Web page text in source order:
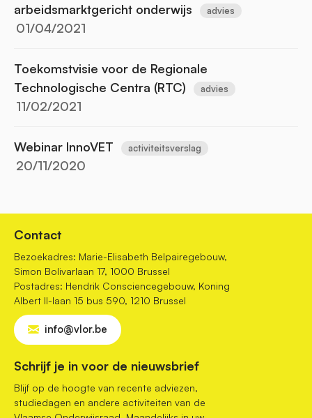
arbeidsmarktgericht onderwijs
advies
01/04/2021
Toekomstvisie voor de Regionale
Technologische Centra (RTC)
advies
11/02/2021
Webinar InnoVET activiteitsverslag
20/11/2020
Contact
Bezoekadres: Marie-Elisabeth Belpairegebouw,
Simon Bolivarlaan 17, 1000 Brussel
Postadres: Hendrik Consciencegebouw, Koning
Albert II-laan 15 bus 590, 1210 Brussel
info@vlor.be
Schrijf je in voor de nieuwsbrief
Blijf op de hoogte van recente adviezen,
studiedagen en andere activiteiten van de